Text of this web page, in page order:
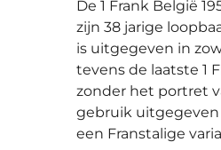
De 1 Frank België
zijn 38 jarige
is uitgegeven in
tevens de laatste 1
zonder het portret
gebruik uitgegeven
een Franstalige